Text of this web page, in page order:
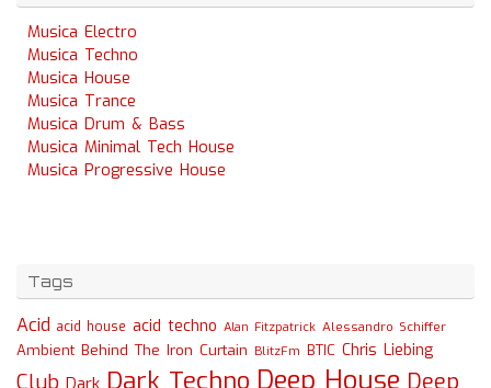
Musica Electro
Musica Techno
Musica House
Musica Trance
Musica Drum & Bass
Musica Minimal Tech House
Musica Progressive House
Tags
Acid acid house acid techno Alan Fitzpatrick Alessandro Schiffer
Ambient Behind The Iron Curtain BlitzFm BTIC Chris Liebing
Club Dark Techno Deep House